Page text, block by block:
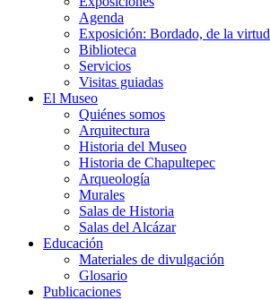
Agenda
Exposición: Bordado, de la virtud
Biblioteca
Servicios
Visitas guiadas
El Museo
Quiénes somos
Arquitectura
Historia del Museo
Historia de Chapultepec
Arqueología
Murales
Salas de Historia
Salas del Alcázar
Educación
Materiales de divulgación
Glosario
Publicaciones